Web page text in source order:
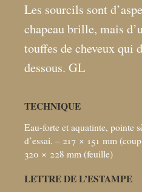
Les sourcils sont
chapeau brille, mais
touffes de cheveux qui
dessous. GL
TECHNIQUE
Eau-forte et aquatinte, pointe
d’essai. – 217 × 151 mm
320 × 228 mm (feuille)
LETTRE DE L’ESTAMPE